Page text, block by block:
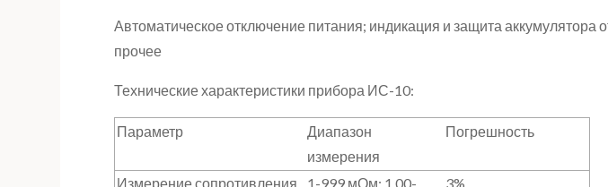
Автоматическое отключение питания; индикация и защита аккумулятора
прочее
Технические характеристики прибора ИС-10:
Параметр
Диапазон
измерения
Погрешность
Измерение сопротивления
1-999 мОм; 1,00-
3%